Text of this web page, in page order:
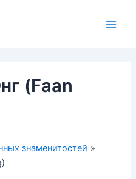
(Faan
знаменитостей